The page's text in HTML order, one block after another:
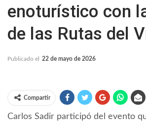
enoturístico con
de las Rutas del
Publicado el 22 de mayo de 2026
Compartir
Carlos Sadir participó del evento